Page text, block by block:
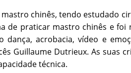
chinês, tendo estudado
de praticar mastro chinês e
acrobacia, vídeo e
Guillaume Dutrieux. As suas
técnica.